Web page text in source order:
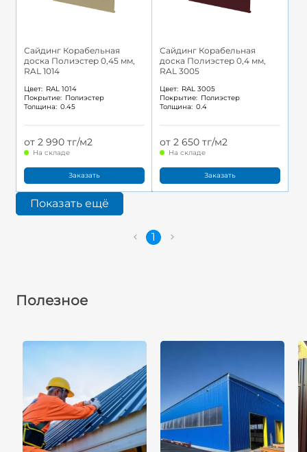
Сайдинг Корабельная
доска Полиэстер 0,45 мм,
RAL 1014
Цвет: RAL 1014
Покрытие: Полиэстер
Толщина: 0.45
от 2 990 тг/м2
На складе
Заказать
Сайдинг Корабельная
доска Полиэстер 0,4 мм,
RAL 3005
Цвет: RAL 3005
Покрытие: Полиэстер
Толщина: 0.4
от 2 650 тг/м2
На складе
Заказать
Показать ещё
1
Полезное